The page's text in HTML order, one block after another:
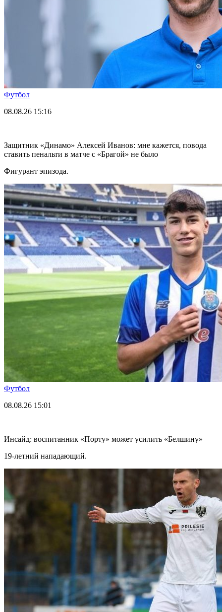
Футбол
08.08.26 15:16
Защитник «Динамо» Алексей Иванов: мне кажется, повода
ставить пенальти в матче с «Брагой» не было
Фигурант эпизода.
Футбол
08.08.26 15:01
Инсайд: воспитанник «Порту» может усилить «Белшину»
19-летний нападающий.